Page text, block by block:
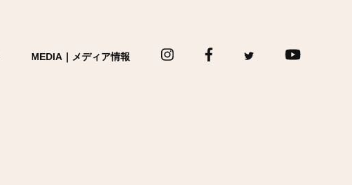
MEDIA｜メディア情報